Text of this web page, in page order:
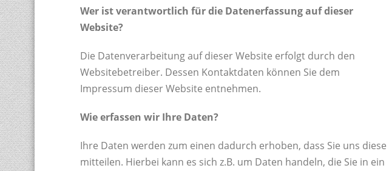
Wer ist verantwortlich für die Datenerfassung auf dieser
Website?
Die Datenverarbeitung auf dieser Website erfolgt durch den
Websitebetreiber. Dessen Kontaktdaten können Sie dem
Impressum dieser Website entnehmen.
Wie erfassen wir Ihre Daten?
Ihre Daten werden zum einen dadurch erhoben, dass Sie uns diese
mitteilen. Hierbei kann es sich z.B. um Daten handeln, die Sie in ein